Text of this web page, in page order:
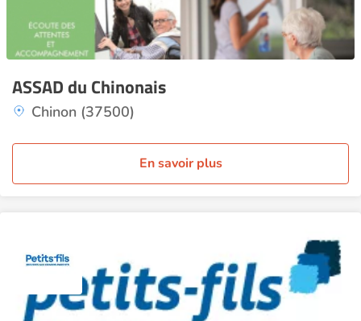
ASSAD du Chinonais
Chinon (37500)
En savoir plus